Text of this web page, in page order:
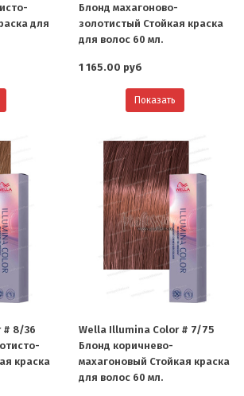
для
Блонд махагоново-
золотистый Стойкая краска
для волос 60 мл.
1 165.00 руб
Показать
# 8/36
краска
Wella Illumina Color # 7/75
Блонд коричнево-
махагоновый Стойкая краска
для волос 60 мл.